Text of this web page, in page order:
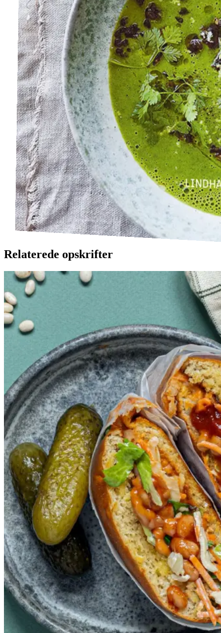
Relaterede opskrifter
JoeJoe
Gem opskrift
Morgenmad
Frokost
En nem og mættende comfort
food-klassiker i vegetarisk
version.